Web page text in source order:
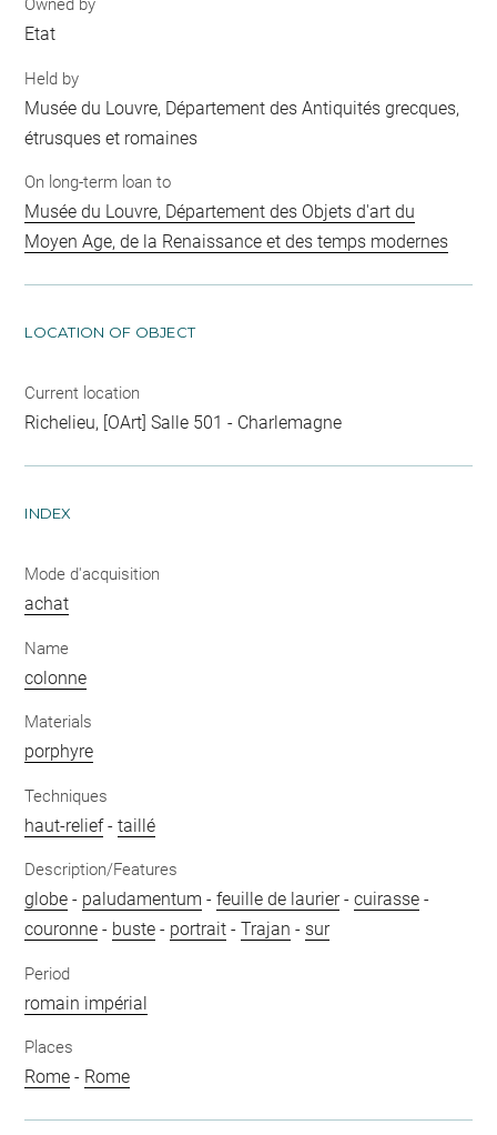
Owned by
Etat
Held by
Musée du Louvre, Département des Antiquités grecques,
étrusques et romaines
On long-term loan to
Musée du Louvre, Département des Objets d'art du
Moyen Age, de la Renaissance et des temps modernes
LOCATION OF OBJECT
Current location
Richelieu, [OArt] Salle 501 - Charlemagne
INDEX
Mode d'acquisition
achat
Name
colonne
Materials
porphyre
Techniques
haut-relief-taillé
Description/Features
globe - paludamentum -feuille de laurier-cuirasse -
couronne - buste - portrait -Trajan - sur
Period
romain impérial
Places
Rome - Rome